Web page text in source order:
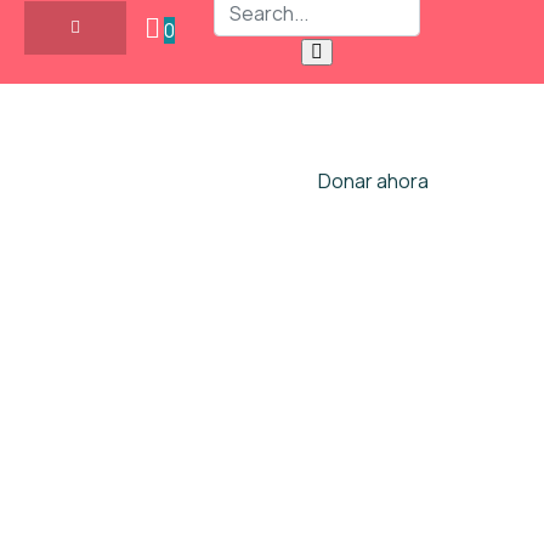
0
Donar ahora